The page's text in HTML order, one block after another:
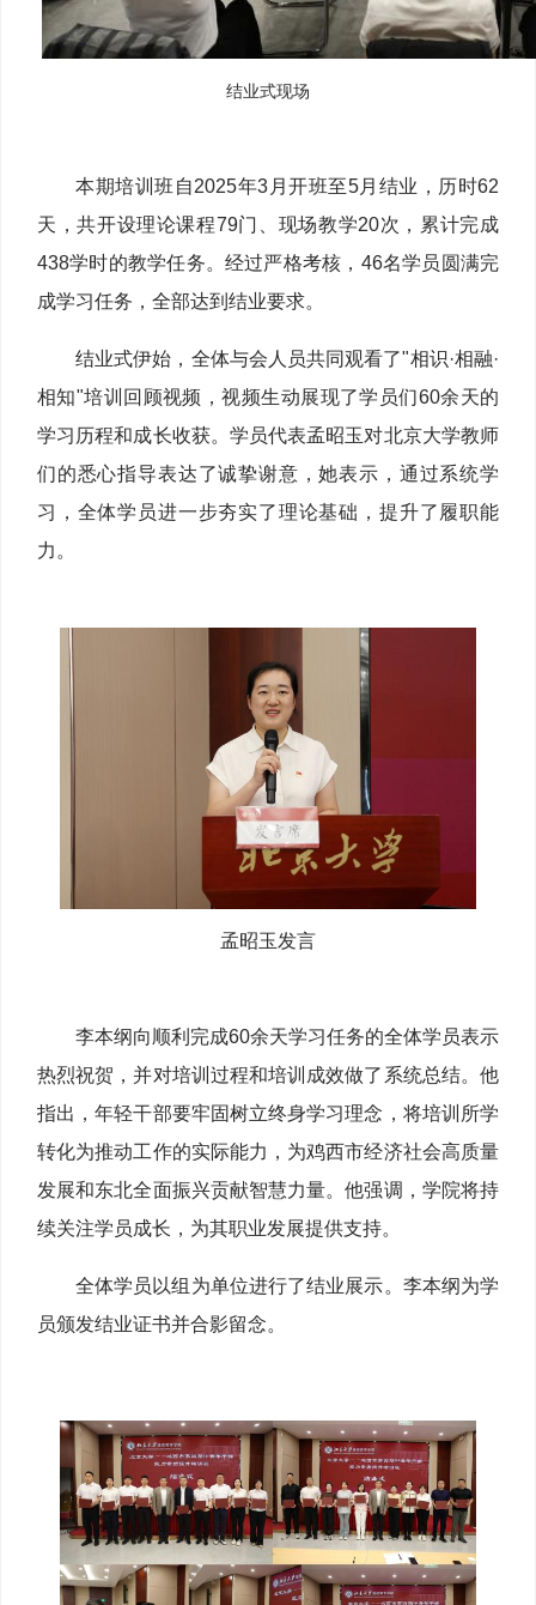
结业式现场
本期培训班自2025年3月开班至5月结业，历时62
天，共开设理论课程79门、现场教学20次，累计完成
438学时的教学任务。经过严格考核，46名学员圆满完
成学习任务，全部达到结业要求。
结业式伊始，全体与会人员共同观看了"相识·相融·
相知"培训回顾视频，视频生动展现了学员们60余天的
学习历程和成长收获。学员代表孟昭玉对北京大学教师
们的悉心指导表达了诚挚谢意，她表示，通过系统学
习，全体学员进一步夯实了理论基础，提升了履职能
力。
孟昭玉发言
李本纲向顺利完成60余天学习任务的全体学员表示
热烈祝贺，并对培训过程和培训成效做了系统总结。他
指出，年轻干部要牢固树立终身学习理念，将培训所学
转化为推动工作的实际能力，为鸡西市经济社会高质量
发展和东北全面振兴贡献智慧力量。他强调，学院将持
续关注学员成长，为其职业发展提供支持。
全体学员以组为单位进行了结业展示。李本纲为学
员颁发结业证书并合影留念。